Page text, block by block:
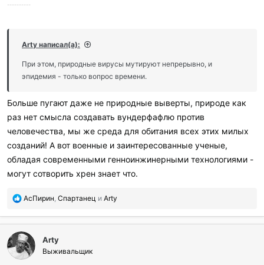
----------
Arty написал(а):
При этом, природные вирусы мутируют непрерывно, и
эпидемия - только вопрос времени.
Больше пугают даже не природные выверты, природе как
раз нет смысла создавать вундерфафлю против
человечества, мы же среда для обитания всех этих милых
созданий! А вот военные и заинтересованные ученые,
обладая современными генноинжинерными технологиями -
могут сотворить хрен знает что.
П
б
а
г
о
АсПирин Спартанец и Arty
Arty
Выживальщик